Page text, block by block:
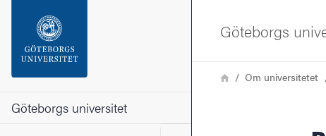
Sidfoten
Göteborgs universitet
Göteborgs
LänkstigHemOm universitetet